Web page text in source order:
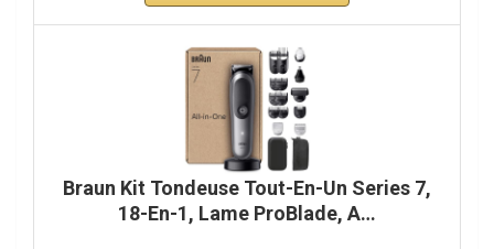
Braun Kit Tondeuse Tout-En-Un Series 7,
18-En-1, Lame ProBlade, A…